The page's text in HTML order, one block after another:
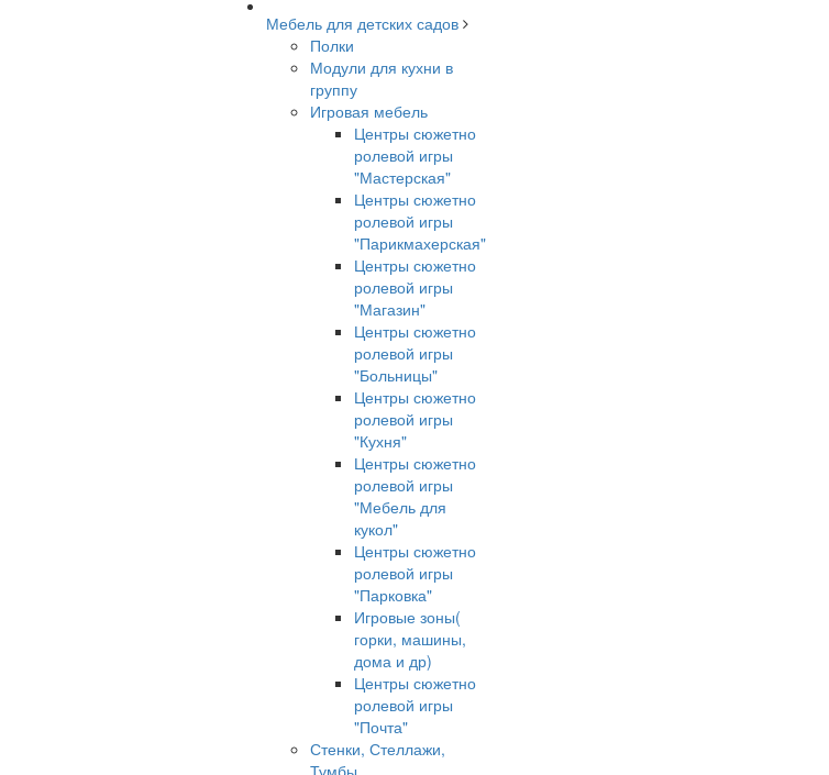
Мебель для детских садов
Полки
Модули для кухни в
группу
Игровая мебель
Центры сюжетно
ролевой игры
"Мастерская"
Центры сюжетно
ролевой игры
"Парикмахерская"
Центры сюжетно
ролевой игры
"Магазин"
Центры сюжетно
ролевой игры
"Больницы"
Центры сюжетно
ролевой игры
"Кухня"
Центры сюжетно
ролевой игры
"Мебель для
кукол"
Центры сюжетно
ролевой игры
"Парковка"
Игровые зоны(
горки, машины,
дома и др)
Центры сюжетно
ролевой игры
"Почта"
Стенки, Стеллажи,
Тумбы